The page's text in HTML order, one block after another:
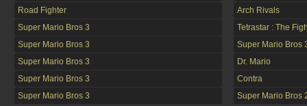
Road Fighter
Super Mario Bros 3
Super Mario Bros 3
Super Mario Bros 3
Super Mario Bros 3
Super Mario Bros 3
Arch Rivals
Tetrastar : The
Super Mario Bros
Dr. Mario
Contra
Super Mario Bros